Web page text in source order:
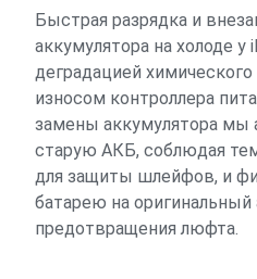
Быстрая разрядка и
аккумулятора на холоде у
деградацией
износом контроллера
замены аккумулятора мы
старую АКБ, соблюдая
для защиты шлейфов, и
батарею на
предотвращения люфта.